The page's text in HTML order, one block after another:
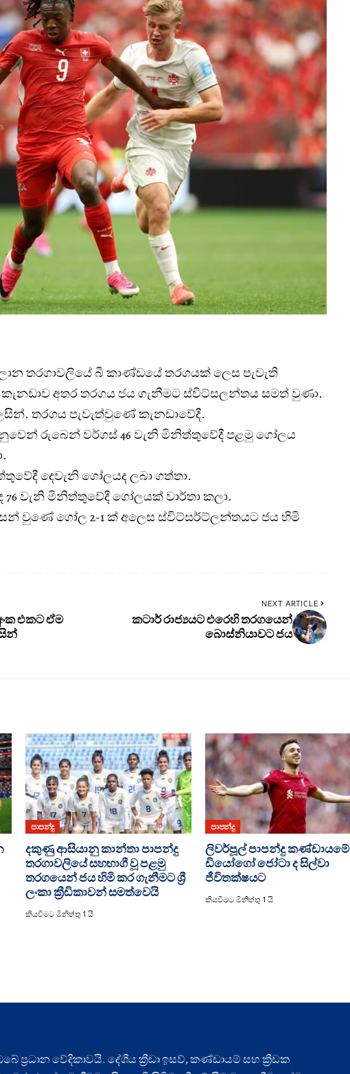
තරගාවලියේ බී කාණ්ඩයේ තරගයක් ලෙස පැවැති
අතර තරගය ජය ගැනීමට ස්විට්සලන්තය සමත් වුණා.
තරගය පැවැත්වුණේ කැනඩාවේදී.
රුබෙන් වර්ගස් 46 වැනි මිනිත්තුවේදී පළමු ගෝලය
දෙවැනි ගෝලයද ලබා ගත්තා.
76 වැනි මිනිත්තුවේදී ගෝලයක් වාර්තා කලා.
වුණේ ගෝල 2-1 ක් අලෙස ස්විට්සර්ට්ලන්තයට ජය හිමි
එකට ඒම
NEXT ARTICLE
කටාර් රාජ්‍යයට එරෙහි තරගයෙන්
බොස්නියාවට ජය
පාපන්දු
දකුණු ආසියානු කාන්තා පාපන්දු
තරගාවලියේ සහභාගී වූ පළමු
තරගයෙන් ජය හිමි කර ගැනීමට ශ්‍රී
ලංකා ක්‍රීඩිකාවන් සමත්වෙයි
කියවීමට මිනිත්තු 1 යි
පාපන්දු
ලිවර්පූල් පාපන්දු කණ්ඩායමේ
ඩියෝගෝ ජෝටා ද සිල්වා
ජීවිතක්ෂයට
කියවීමට මිනිත්තු 1 යි
ප්‍රධාන වේදිකාවයි. දේශීය ක්‍රීඩා ඉසව්, කණ්ඩායම් සහ ක්‍රීඩක